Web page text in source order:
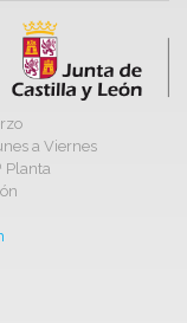
a Viernes
Planta